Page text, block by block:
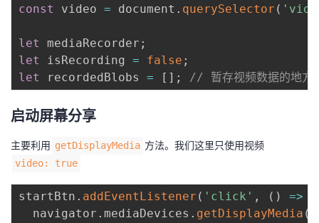
藏
const
video = document . querySelector (
let mediaRecorder ;
let
isRecording = false ;
let
recordedBlobs = [ ] ; // 暂存视频数据的地方
启动屏幕分享
主要利用 getDisplayMedia 方法。我们这里只使用视频
video: true
startBtn . addEventListener ( 'click' , ( ) =>
  navigator
. mediaDevices . getDisplayMedia (